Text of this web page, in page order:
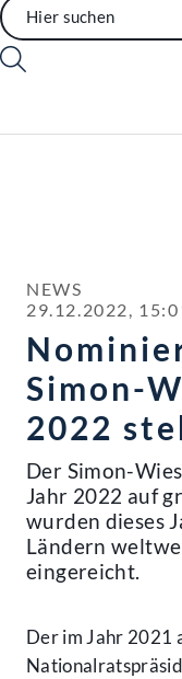
NEWS
29.12.2022,
Simon-
2022
Der Simon-
Jahr 2022 auf
wurden dieses
Ländern
eingereicht.
Der im Jahr 2021